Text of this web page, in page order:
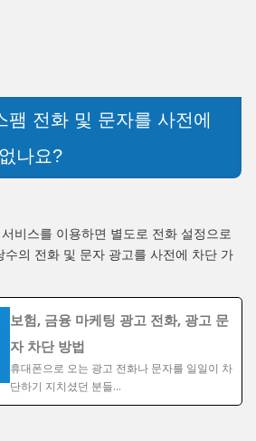
팸 전화 및 문자를 사전에
나요?
비스를 이용하면 별도로 전화 설정으로
의 전화 및 문자 광고를 사전에 차단 가
보험, 금융 마케팅 광고 전화, 광고 문
자 차단 방법
휴대폰으로 오는 광고 전화나 문자를 일일이 차
단하기 지치셨던 분들…